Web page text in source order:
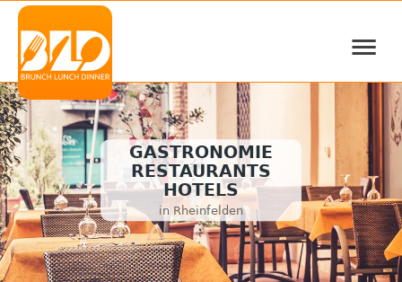
≡
GASTRONOMIE
RESTAURANTS
HOTELS
in Rheinfelden